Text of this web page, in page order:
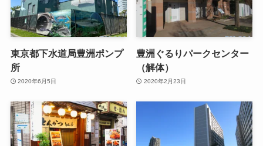
東京都下水道局豊洲ポンプ
所
2020年6月5日
豊洲ぐるりパークセンター
（解体）
2020年2月23日